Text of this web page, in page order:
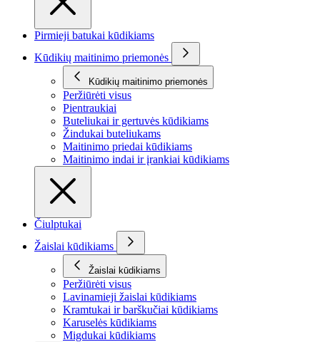
Pirmieji batukai kūdikiams
Kūdikių maitinimo priemonės
Kūdikių maitinimo priemonės
Peržiūrėti visus
Pientraukiai
Buteliukai ir gertuvės kūdikiams
Žindukai buteliukams
Maitinimo priedai kūdikiams
Maitinimo indai ir įrankiai kūdikiams
Čiulptukai
Žaislai kūdikiams
Žaislai kūdikiams
Peržiūrėti visus
Lavinamieji žaislai kūdikiams
Kramtukai ir barškučiai kūdikiams
Karuselės kūdikiams
Migdukai kūdikiams